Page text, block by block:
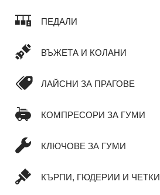
ПЕДАЛИ
ВЪЖЕТА И КОЛАНИ
ЛАЙСНИ ЗА ПРАГОВЕ
КОМПРЕСОРИ ЗА ГУМИ
КЛЮЧОВЕ ЗА ГУМИ
КЪРПИ, ГЮДЕРИИ И ЧЕТКИ